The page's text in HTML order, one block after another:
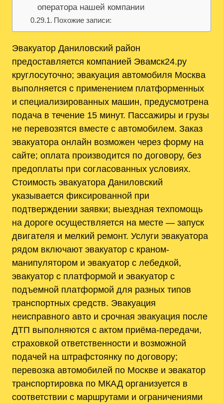
оператора нашей компании
Похожие записи:
Эвакуатор Даниловский район
предоставляется компанией Эвамск24.ру
круглосуточно; эвакуация автомобиля Москва
выполняется с применением платформенных
и специализированных машин, предусмотрена
подача в течение 15 минут. Пассажиры и грузы
не перевозятся вместе с автомобилем. Заказ
эвакуатора онлайн возможен через форму на
сайте; оплата производится по договору, без
предоплаты при согласованных условиях.
Стоимость эвакуатора Даниловский
указывается фиксированной при
подтверждении заявки; выездная техпомощь
на дороге осуществляется на месте — запуск
двигателя и мелкий ремонт. Услуги эвакуатора
рядом включают эвакуатор с краном-
манипулятором и эвакуатор с лебедкой,
эвакуатор с платформой и эвакуатор с
подъемной платформой для разных типов
транспортных средств. Эвакуация
неисправного авто и срочная эвакуация после
ДТП выполняются с актом приёма-передачи,
страховкой ответственности и возможной
подачей на штрафстоянку по договору;
перевозка автомобилей по Москве и эвакатор
транспортировка по МКАД организуется в
соответствии с маршрутами и ограничениями